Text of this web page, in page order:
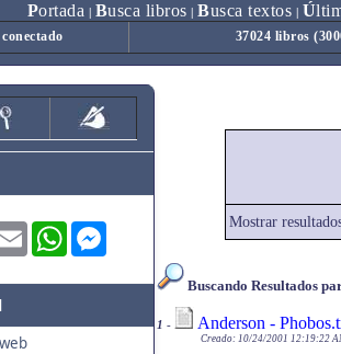
Portada Busca libros Busca textos Ú
37024 libros
Email WhatsApp Mostrar
Buscando Resultados
1 - Anderson -
Creado: 10/24/2001 12:19:22